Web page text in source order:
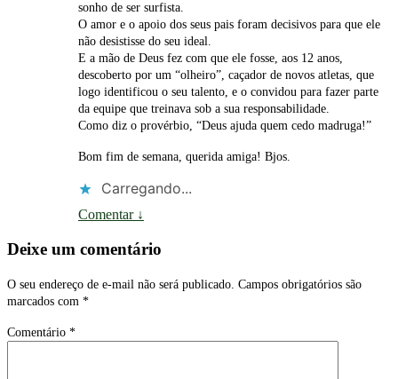
sonho de ser surfista.
O amor e o apoio dos seus pais foram decisivos para que ele
não desistisse do seu ideal.
E a mão de Deus fez com que ele fosse, aos 12 anos,
descoberto por um “olheiro”, caçador de novos atletas, que
logo identificou o seu talento, e o convidou para fazer parte
da equipe que treinava sob a sua responsabilidade.
Como diz o provérbio, “Deus ajuda quem cedo madruga!”
Bom fim de semana, querida amiga! Bjos.
Carregando...
Comentar ↓
Deixe um comentário
O seu endereço de e-mail não será publicado. Campos obrigatórios são
marcados com *
Comentário *